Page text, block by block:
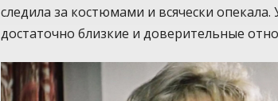
следила за костюмами и всячески опекала.
достаточно близкие и доверительные